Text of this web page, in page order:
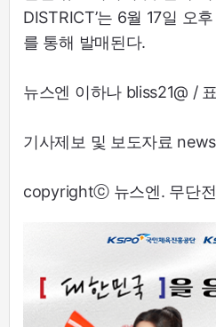
DISTRICT’는 6월 17일 오
를 통해 발매된다.
뉴스엔 이하나 bliss21@ /
기사제보 및 보도자료
copyrightⓒ 뉴스엔. 무단